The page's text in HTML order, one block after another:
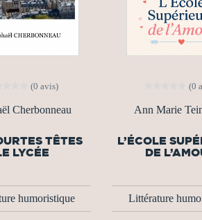
(0 avis)
Cherbonneau
TÊTES
LYCÉE
humoristique
(0
Ann Marie
L’ÉCOLE
DE
Littérature